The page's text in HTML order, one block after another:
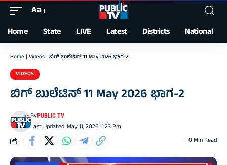
Font
Resizer
Aa
Home State LIVE Latest Districts National
Home | Videos | ಬಿಗ್‌ ಬುಲೆಟಿನ್‌ 11 May 2026 ಭಾಗ-2
VIDEOS
ಬಿಗ್‌ ಬುಲೆಟಿನ್‌ 11 May 2026 ಭಾಗ-2
Last Updated: May 11, 2026 11:23 Pm
ByPUBLIC TV
0 Min Read